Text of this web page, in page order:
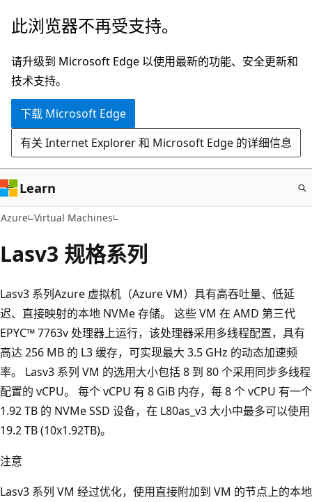
跳
主
要
内
此浏览器不再受支持。
请升级到 Microsoft Edge 以使用最新的功能、安全更新和
技术支持。
下载 Microsoft Edge
有关 Internet Explorer 和 Microsoft Edge 的详细信息
Learn
Azure Virtual Machines
Lasv3 规格系列
Lasv3 系列Azure 虚拟机（Azure VM）具有高吞吐量、低延
迟、直接映射的本地 NVMe 存储。 这些 VM 在 AMD 第三代
EPYC™ 7763v 处理器上运行，该处理器采用多线程配置，具有
高达 256 MB 的 L3 缓存，可实现最大 3.5 GHz 的动态加速频
率。 Lasv3 系列 VM 的选用大小包括 8 到 80 个采用同步多线程
配置的 vCPU。 每个 vCPU 有 8 GiB 内存，每 8 个 vCPU 有一个
1.92 TB 的 NVMe SSD 设备，在 L80as_v3 大小中最多可以使用
19.2 TB (10x1.92TB)。
注意
Lasv3 系列 VM 经过优化，使用直接附加到 VM 的节点上的本地